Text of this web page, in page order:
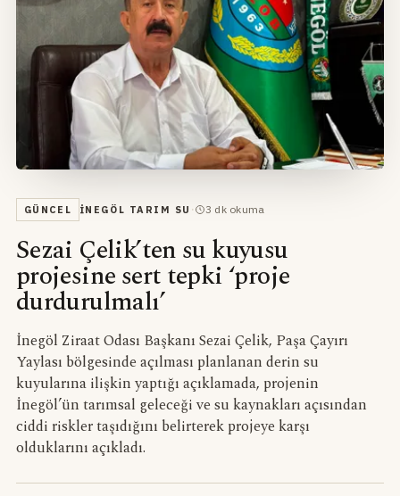
GÜNCEL İNEGÖL TARIM SU · 3 dk okuma
Sezai Çelik’ten su kuyusu
projesine sert tepki ‘proje
durdurulmalı’
İnegöl Ziraat Odası Başkanı Sezai Çelik, Paşa Çayırı
Yaylası bölgesinde açılması planlanan derin su
kuyularına ilişkin yaptığı açıklamada, projenin
İnegöl’ün tarımsal geleceği ve su kaynakları açısından
ciddi riskler taşıdığını belirterek projeye karşı
olduklarını açıkladı.